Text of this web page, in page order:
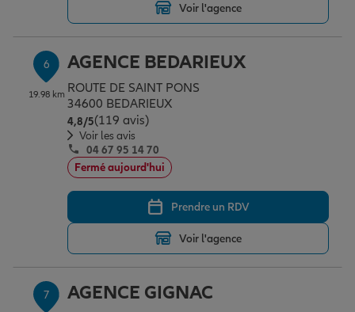
Voir l'agence
6
19.98 km
AGENCE BEDARIEUX
ROUTE DE SAINT PONS
34600 BEDARIEUX
4,8/5Note de 4.8 sur 5
(119 avis)
Voir les avis
04 67 95 14 70
Fermé aujourd'hui
Prendre un RDV
Voir l'agence
7 AGENCE GIGNAC